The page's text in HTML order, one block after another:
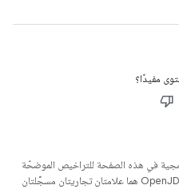
مفيدًا؟
في هذه الصفحة للتراخيص الموضحّة
. إنّ Java وOpenJDK هما علامتان تجاريتان مسجَّلتان